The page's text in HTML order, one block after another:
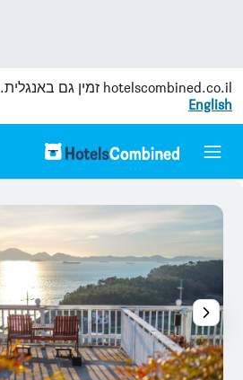
hotelscombined.co.il זמין גם באנגלית.
English